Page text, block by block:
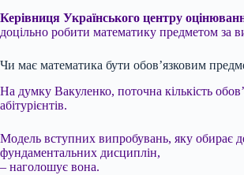
Керівниця Українського центру
доцільно робити математику предметом за
Чи має математика бути обов’язковим
На думку Вакуленко, поточна кількість
абітурієнтів.
Модель вступних випробувань, яку обирає
фундаментальних дисциплін,
– наголошує вона.